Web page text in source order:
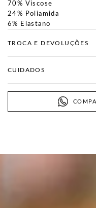
70% Viscose
24% Poliamida
6% Elastano
TROCA E DEVOLUÇÕES
CUIDADOS